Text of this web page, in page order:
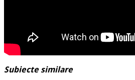
Subiecte similare